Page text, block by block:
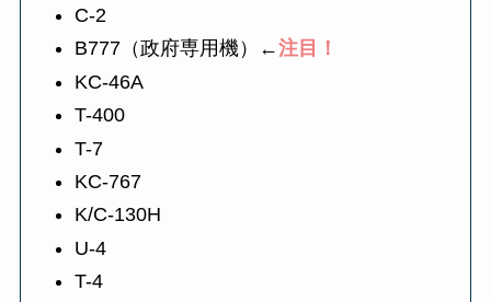
C-2
B777（政府専用機）←注目！
KC-46A
T-400
T-7
KC-767
K/C-130H
U-4
T-4